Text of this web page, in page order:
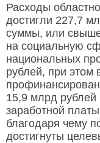
Расходы
достигли 227,7
суммы, или
на социальную
национальных
рублей, при этом
15,9 млрд
заработной
благодаря чему
достигнуты